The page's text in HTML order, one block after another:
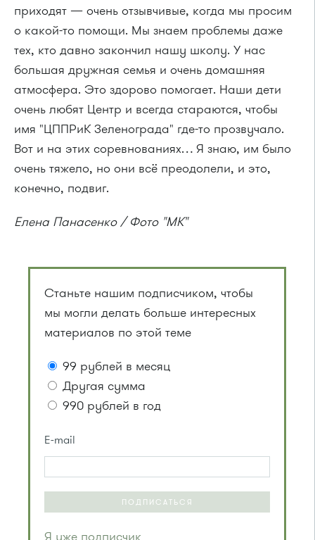
приходят — очень отзывчивые, когда мы просим
о какой-то помощи. Мы знаем проблемы даже
тех, кто давно закончил нашу школу. У нас
большая дружная семья и очень домашняя
атмосфера. Это здорово помогает. Наши дети
очень любят Центр и всегда стараются, чтобы
имя "ЦППРиК Зеленограда" где-то прозвучало.
Вот и на этих соревнованиях… Я знаю, им было
очень тяжело, но они всё преодолели, и это,
конечно, подвиг.
Елена Панасенко / Фото "МК"
Станьте нашим подписчиком, чтобы
мы могли делать больше интересных
материалов по этой теме
99 рублей в месяц
Другая сумма
990 рублей в год
E-mail
ПОДПИСАТЬСЯ
Я уже подписчик